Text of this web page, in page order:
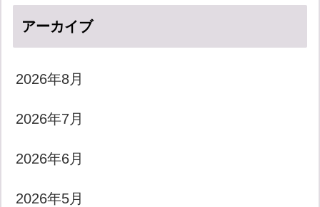
アーカイブ
2026年8月
2026年7月
2026年6月
2026年5月